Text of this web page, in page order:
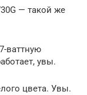
— такой же
ваттную
увы.
цвета. Увы.